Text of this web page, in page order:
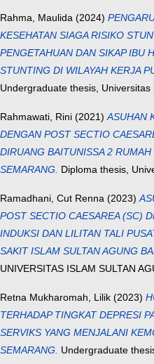
Rahma, Maulida (2024)
KESEHATAN SIAGA RISIKO
PENGETAHUAN DAN SIKAP IBU
STUNTING DI WILAYAH KERJA
Undergraduate thesis,
Rahmawati, Rini (2021)ASUHAN
DENGAN POST SECTIO
DIRUANG BAITUNISSA 2
SEMARANG. Diploma thesis,
Ramadhani, Cut Renna (2023)
POST SECTIO CAESAREA (SC)
INDUKSI DAN LILITAN TALI
SAKIT ISLAM SULTAN AGUNG
UNIVERSITAS ISLAM SULTAN
Retna Mukharomah, Lilik (2023)
TERHADAP TINGKAT DEPRESI
SERVIKS YANG MENJALANI
SEMARANG. Undergraduate